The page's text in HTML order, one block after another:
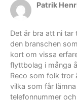
Patrik
Det är bra att ni
den branschen
kort om vissa
flyttbolag i många
Reco som folk tror
vilka som får
telefonnummer